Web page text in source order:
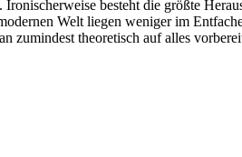
besteht die größte
Welt liegen weniger im
zumindest theoretisch auf alles